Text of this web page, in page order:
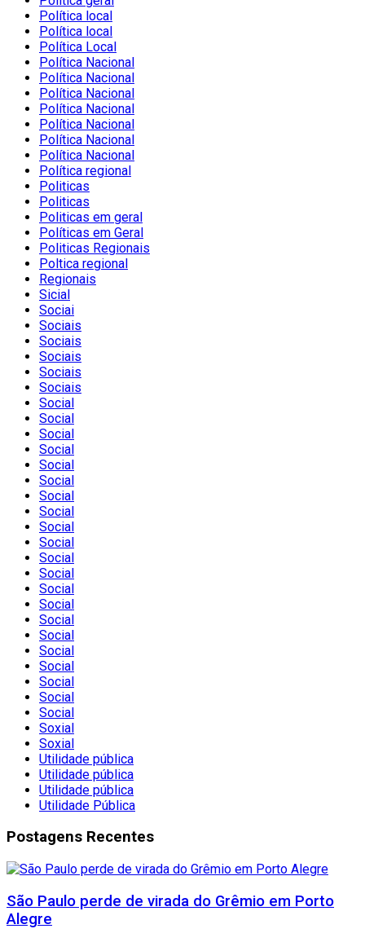
Política local
Política local
Política Local
Política Nacional
Política Nacional
Política Nacional
Política Nacional
Política Nacional
Política Nacional
Política Nacional
Política regional
Politicas
Politicas
Politicas em geral
Políticas em Geral
Politicas Regionais
Poltica regional
Regionais
Sicial
Sociai
Sociais
Sociais
Sociais
Sociais
Sociais
Social
Social
Social
Social
Social
Social
Social
Social
Social
Social
Social
Social
Social
Social
Social
Social
Social
Social
Social
Social
Social
Soxial
Soxial
Utilidade pública
Utilidade pública
Utilidade pública
Utilidade Pública
Postagens Recentes
São Paulo perde de virada do Grêmio em Porto
Alegre